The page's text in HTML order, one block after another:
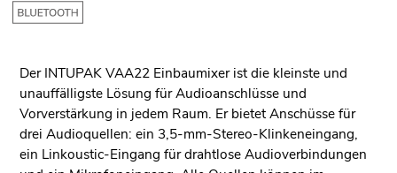
Der INTUPAK VAA22 Einbaumixer ist die kleinste und
unauffälligste Lösung für Audioanschlüsse und
Vorverstärkung in jedem Raum. Er bietet Anschüsse für
drei Audioquellen: ein 3,5-mm-Stereo-Klinkeneingang,
ein Linkoustic-Eingang für drahtlose Audioverbindungen